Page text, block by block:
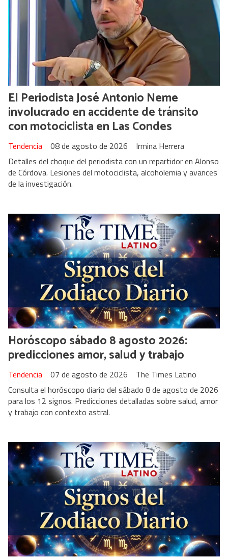
El Periodista José Antonio Neme
involucrado en accidente de tránsito
con motociclista en Las Condes
Irmina Herrera
Tendencia
08 de agosto de 2026
Detalles del choque del periodista con un repartidor en Alonso
de Córdova. Lesiones del motociclista, alcoholemia y avances
de la investigación.
Horóscopo sábado 8 agosto 2026:
predicciones amor, salud y trabajo
The Times Latino
Tendencia
07 de agosto de 2026
Consulta el horóscopo diario del sábado 8 de agosto de 2026
para los 12 signos. Predicciones detalladas sobre salud, amor
y trabajo con contexto astral.